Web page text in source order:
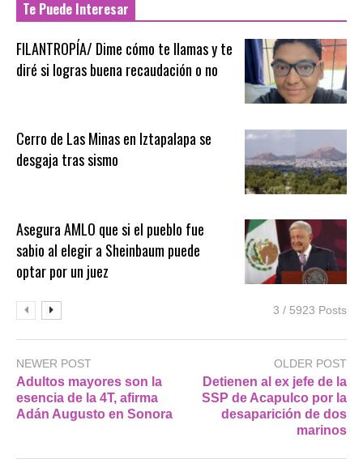
Te Puede Interesar
FILANTROPÍA/ Dime cómo te llamas y te
diré si logras buena recaudación o no
Cerro de Las Minas en Iztapalapa se
desgaja tras sismo
Asegura AMLO que si el pueblo fue
sabio al elegir a Sheinbaum puede
optar por un juez
3 / 5923 Posts
NEWER POST
Adultos mayores son la
esencia de la 4T, afirma
Adán Augusto en Sonora
OLDER POST
Detienen al ex jefe de la
SSP de Acapulco por la
desaparición de dos
marinos